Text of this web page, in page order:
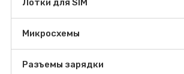
Лотки для SIM
Микросхемы
Разъемы зарядки